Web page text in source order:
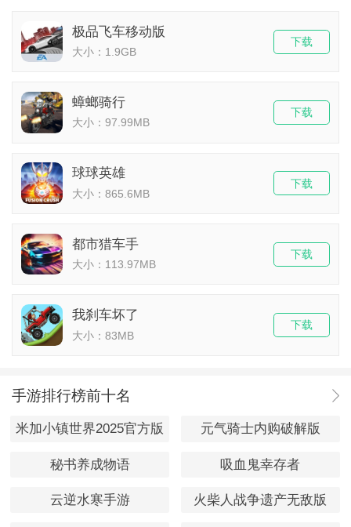
极品飞车移动版
大小：1.9GB
下载
蟑螂骑行
大小：97.99MB
下载
球球英雄
大小：865.6MB
下载
都市猎车手
大小：113.97MB
下载
我刹车坏了
大小：83MB
下载
手游排行榜前十名
米加小镇世界2025官方版 元气骑士内购破解版
秘书养成物语 吸血鬼幸存者
云逆水寒手游 火柴人战争遗产无敌版